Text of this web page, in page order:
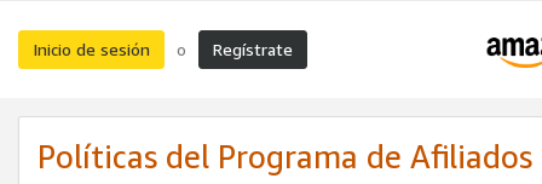
Inicio de sesión o Regístrate
Políticas del Programa de Afiliados